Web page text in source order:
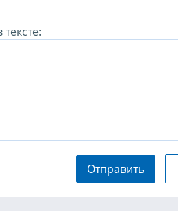
Отправить